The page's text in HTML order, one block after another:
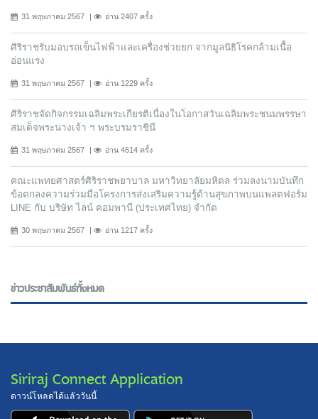
31 พฤษภาคม 2567 อ่าน 2407 ครั้ง
ศิริราชรับมอบรถเข็นไฟฟ้าและเครื่องช่วยยก จากมูลนิธิโรคกล้ามเนื้อ
อ่อนแรง
31 พฤษภาคม 2567 อ่าน 1229 ครั้ง
ศิริราชจัดกิจกรรมเฉลิมพระเกียรติเนื่องในโอกาสวันเฉลิมพระชนมพรรษา
สมเด็จพระนางเจ้า ฯ พระบรมราชินี
31 พฤษภาคม 2567 อ่าน 4614 ครั้ง
คณะแพทยศาสตร์ศิริราชพยาบาล มหาวิทยาลัยมหิดล ร่วมลงนามบันทึก
ข้อตกลงความร่วมมือโครงการส่งเสริมความรู้ด้านสุขภาพบนแพลตฟอร์ม
LINE กับ บริษัท ไลน์ คอมพานี (ประเทศไทย) จํากัด
30 พฤษภาคม 2567 อ่าน 1217 ครั้ง
ข่าวประชาสัมพันธ์ทั้งหมด
Siriraj Connect Application
ดาวน์โหลดได้แล้ววันนี้